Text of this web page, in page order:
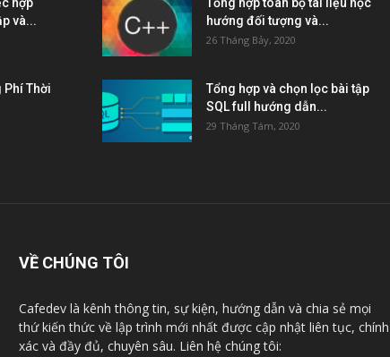
và...
Phí Thời
hướng đối tượng và...
26 Tháng Bảy, 2020
Tổng hợp và chọn lọc bài tập
SQL full hướng dẫn...
29 Tháng Tám, 2020
VỀ CHÚNG TÔI
Cafedev là kênh thông tin, sự kiện, hướng dẫn và chia sẻ mọi
thứ kiến thức về lập trình mới nhất được cập nhật liên tục, chính
xác và đầy đủ, chuyên sâu. Liên hệ chúng tôi: